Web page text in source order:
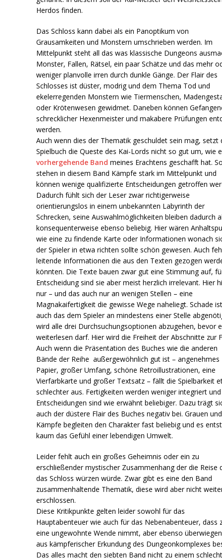
Herdos finden.
Das Schloss kann dabei als ein Panoptikum von
Grausamkeiten und Monstern umschrieben werden. Im
Mittelpunkt steht all das was klassische Dungeons
Monster, Fallen, Rätsel, ein paar Schätze und das mehr
weniger planvolle irren durch dunkle Gänge. Der Flair des
Schlosses ist düster, modrig und dem Thema Tod und
ekelerregenden Monstern wie Tiermenschen,
oder Krötenwesen gewidmet. Daneben können
schrecklicher Hexenmeister und makabere Prüfungen
werden.
Auch wenn dies der Thematik geschuldet sein mag, setzt
Spielbuch die Queste des Kai-Lords nicht so gut um, wie
vorhergehende Band meines Erachtens geschafft hat.
stehen in diesem Band Kämpfe stark im Mittelpunkt und
können wenige qualifizierte Entscheidungen getroffen
Dadurch fühlt sich der Leser zwar richtigerweise
orientierungslos in einem unbekannten Labyrinth der
Schrecken, seine Auswahlmöglichkeiten bleiben dadurch
konsequenterweise ebenso beliebig. Hier wären
wie eine zu findende Karte oder Informationen wonach
der Spieler in etwa richten sollte schön gewesen. Auch
leitende Informationen die aus den Texten gezogen
könnten. Die Texte bauen zwar gut eine Stimmung auf,
Entscheidung sind sie aber meist herzlich irrelevant. Hier
nur – und das auch nur an wenigen Stellen – eine
Magnakaifertigkeit die gewisse Wege naheliegt. Schade
auch das dem Spieler an mindestens einer Stelle
wird alle drei Durchsuchungsoptionen abzugehen, bevor
weiterlesen darf. Hier wird die Freiheit der Abschnitte zur
Auch wenn die Präsentation des Buches wie die anderen
Bände der Reihe außergewöhnlich gut ist – angenehmes
Papier, großer Umfang, schöne Retroillustrationen, eine
Vierfarbkarte und großer Textsatz – fällt die Spielbarkeit
schlechter aus. Fertigkeiten werden weniger integriert und
Entscheidungen sind wie erwähnt beliebiger. Dazu trägt
auch der düstere Flair des Buches negativ bei. Grauen und
Kämpfe begleiten den Charakter fast beliebig und es
kaum das Gefühl einer lebendigen Umwelt.
Leider fehlt auch ein großes Geheimnis oder ein zu
erschließender mystischer Zusammenhang der die Reise
das Schloss würzen würde. Zwar gibt es eine den Band
zusammenhaltende Thematik, diese wird aber nicht
erschlossen.
Diese Kritikpunkte gelten leider sowohl für das
Hauptabenteuer wie auch für das Nebenabenteuer, dass
eine ungewohnte Wende nimmt, aber ebenso
aus kämpferischer Erkundung des Dungeonkomplexes
Das alles macht den siebten Band nicht zu einem